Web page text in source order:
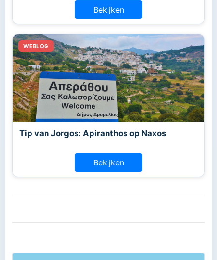
Bekijken
Tip van Jorgos: Apiranthos op Naxos
Bekijken